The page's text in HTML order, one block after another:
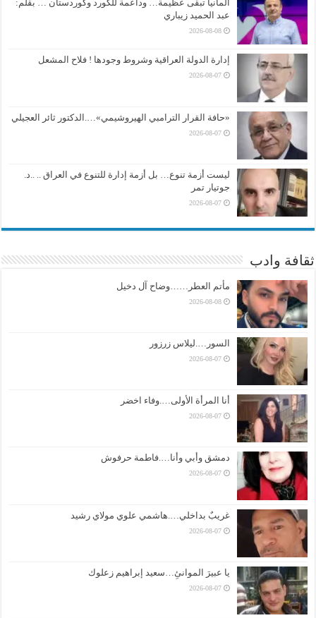
ألمانيا تبقى عظيمة… وداعمة للكورد وكوردستان … بقلم:
عبد الحميد زيباري
2026-08-08
إدارة الدولة العراقية وشروط وجودها ! فلاح المشعل
2026-08-07
«حافة القرار الترامبي الهيروشيمي»….الدكتور ثائر العجيلي
2026-08-07
ليست أزمة تنوع… بل أزمة إدارة للتنوع في العراق .. ..د.
جوتيار تمر
2026-08-07
ثقافة وادب
مأتم العطر……وضاح آل دخيل
2026-08-08
السور….ليلاس زرزور
2026-08-07
أنا المرأة الأولى….وفاء اخضر
2026-08-07
دمشق وأبي وأنا….فاطمة حرفوش
2026-08-07
غريبٌ بداخلي….هاشمي علوي مولاي رشيد
2026-08-07
يا عبيرَ الموانئِ…سعيد إبراهيم زعلوك
2026-08-07